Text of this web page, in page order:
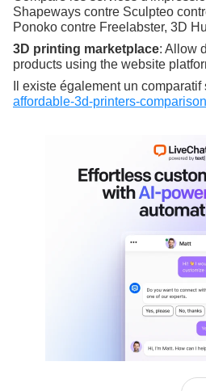
Shapeways contre Sculpteo
Ponoko contre Freelabster, 3D
3D printing marketplace: Allow
products using the website
Il existe également un
affordable-3d-printers-comparison